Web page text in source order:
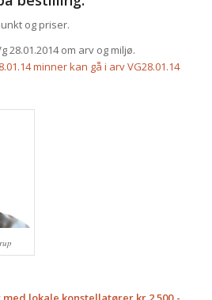
og priser.
28.01.2014 om arv og miljø.
minner kan gå i arv VG28.01.14